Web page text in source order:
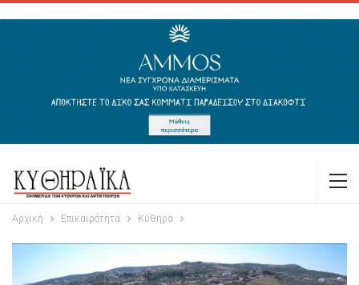
Αρχική Επικαιρότητα Κύθηρα